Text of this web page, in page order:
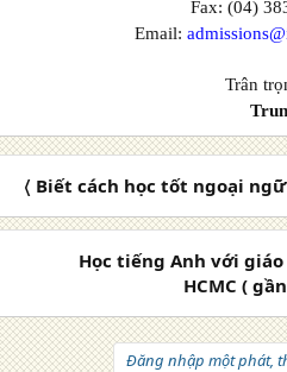
Fax: (04)
Email:
Trân
〈 Biết cách học tốt ngoại
Học tiếng Anh với
HCMC (
Đăng nhập một phát,